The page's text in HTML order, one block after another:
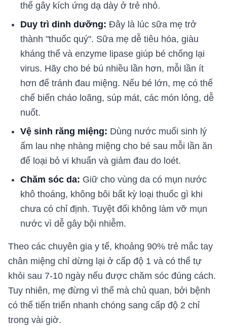
thể gây kích ứng dạ dày ở trẻ nhỏ.
Duy trì dinh dưỡng: Đây là lúc sữa mẹ trở
thành "thuốc quý". Sữa mẹ dễ tiêu hóa, giàu
kháng thể và enzyme lipase giúp bé chống lại
virus. Hãy cho bé bú nhiều lần hơn, mỗi lần ít
hơn để tránh đau miệng. Nếu bé lớn, mẹ có thể
chế biến cháo loãng, súp mát, các món lỏng, dễ
nuốt.
Vệ sinh răng miệng: Dùng nước muối sinh lý
ấm lau nhẹ nhàng miệng cho bé sau mỗi lần ăn
để loại bỏ vi khuẩn và giảm đau do loét.
Chăm sóc da: Giữ cho vùng da có mụn nước
khô thoáng, không bôi bất kỳ loại thuốc gì khi
chưa có chỉ định. Tuyệt đối không làm vỡ mụn
nước vì dễ gây bội nhiễm.
Theo các chuyên gia y tế, khoảng 90% trẻ mắc tay
chân miệng chỉ dừng lại ở cấp độ 1 và có thể tự
khỏi sau 7-10 ngày nếu được chăm sóc đúng cách.
Tuy nhiên, mẹ đừng vì thế mà chủ quan, bởi bệnh
có thể tiến triển nhanh chóng sang cấp độ 2 chỉ
trong vài giờ.